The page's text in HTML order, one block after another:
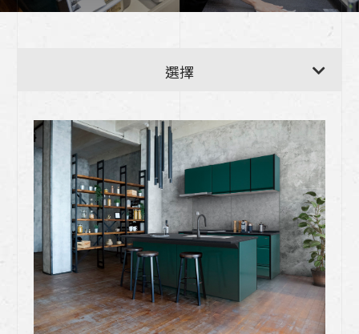
選擇
【廚房耐用度自測表】
機，為什麼要和廚具一起規劃？
《我如何挑選廚具?三大物理真相告訴你，
廚具該怎麼選?》
【廚房保養】別再等年底大掃除！每天周5
分鐘「順手清」，讓廚具永遠像新的一樣
【05熱愛生活的人】為了夢想中的車 換了
一間房，為了完美的廚房拆掉建商附的廚